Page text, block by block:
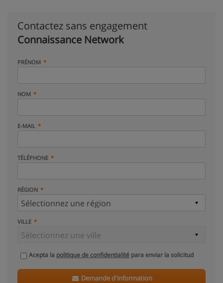
Contactez sans engagement
Connaissance Network
PRÉNOM
NOM
E-MAIL
TÉLÉPHONE
RÉGION
VILLE
Acepta la politique de confidentialité para enviar la solicitud
Demande d'information